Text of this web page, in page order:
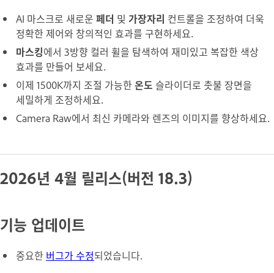
AI 마스크로 새로운 페더 및 가장자리 컨트롤을 조정하여 더욱
정확한 제어와 창의적인 효과를 구현하세요.
마스킹에서 3방향 컬러 휠을 탐색하여 재미있고 복잡한 색상
효과를 만들어 보세요.
이제 1500K까지 조절 가능한 온도 슬라이더로 촛불 장면을
세밀하게 조정하세요.
Camera Raw에서 최신 카메라와 렌즈의 이미지를 향상하세요.
2026년 4월 릴리스(버전 18.3)
기능 업데이트
중요한 버그가 수정되었습니다.